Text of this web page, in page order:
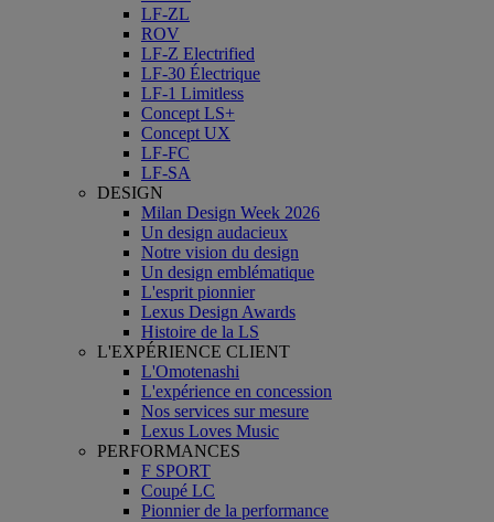
LF-ZL
ROV
LF-Z Electrified
LF-30 Électrique
LF-1 Limitless
Concept LS+
Concept UX
LF-FC
LF-SA
DESIGN
Milan Design Week 2026
Un design audacieux
Notre vision du design
Un design emblématique
L'esprit pionnier
Lexus Design Awards
Histoire de la LS
L'EXPÉRIENCE CLIENT
L'Omotenashi
L'expérience en concession
Nos services sur mesure
Lexus Loves Music
PERFORMANCES
F SPORT
Coupé LC
Pionnier de la performance